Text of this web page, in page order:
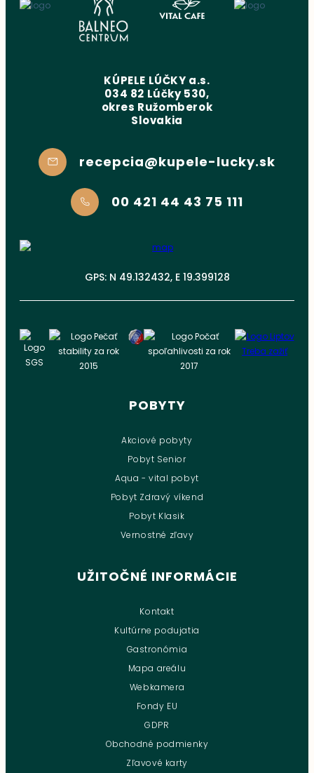
KÚPELE LÚČKY a.s.
034 82 Lúčky 530,
okres Ružomberok
Slovakia
recepcia@kupele-lucky.sk
00 421 44 43 75 111
GPS: N 49.132432, E 19.399128
POBYTY
Akciové pobyty
Pobyt Senior
Aqua - vital pobyt
Pobyt Zdravý víkend
Pobyt Klasik
Vernostné zľavy
UŽITOČNÉ INFORMÁCIE
Kontakt
Kultúrne podujatia
Gastronómia
Mapa areálu
Webkamera
Fondy EU
GDPR
Obchodné podmienky
Zľavové karty